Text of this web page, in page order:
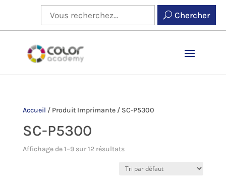
Chercher
Accueil / Produit Imprimante/ SC-P5300
SC-P5300
Affichage de 1–9 sur 12 résultats